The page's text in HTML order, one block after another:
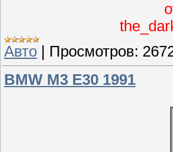
Авто
Просмотров:
BMW M3 E30 1991